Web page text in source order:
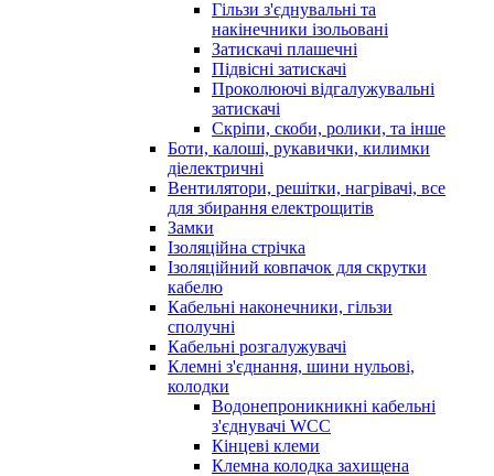
Гільзи з'єднувальні та
накінечники ізольовані
Затискачі плашечні
Підвісні затискачі
Проколюючі відгалужувальні
затискачі
Скріпи, скоби, ролики, та інше
Боти, калоші, рукавички, килимки
діелектричні
Вентилятори, решітки, нагрівачі, все
для збирання електрощитів
Замки
Ізоляційна стрічка
Ізоляційний ковпачок для скрутки
кабелю
Кабельні наконечники, гільзи
сполучні
Кабельні розгалужувачі
Клемні з'єднання, шини нульові,
колодки
Водонепроникникнi кабельнi
з'єднувачi WCC
Кінцеві клеми
Клемна колодка захищена